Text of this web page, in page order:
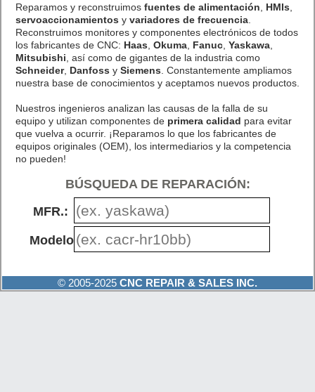
Reparamos y reconstruimos fuentes de alimentación HMIs
servoaccionamientos y variadores de frecuencia.
Reconstruimos monitores y componentes electrónicos de todos
los fabricantes de CNC: Haas Okuma, Fanuc, Yaskawa,
Mitsubishi , así como de gigantes de la industria como
Schneider, Danfoss y Siemens . Constantemente ampliamos
nuestra base de conocimientos y aceptamos nuevos productos.
Nuestros ingenieros analizan las causas de la falla de su
equipo y utilizan componentes de primera calidad para evitar
que vuelva a ocurrir. ¡Reparamos lo que los fabricantes de
equipos originales (OEM), los intermediarios y la competencia
no pueden!
BÚSQUEDA DE REPARACIÓN:
MFR.:
Modelo #:
© 2005-2025 CNC REPAIR & SALES INC.